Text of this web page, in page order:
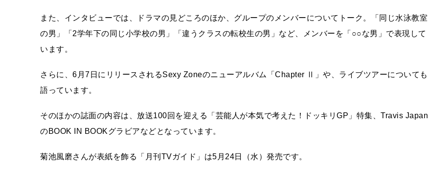
また、インタビューでは、ドラマの見どころのほか、グループのメンバーについてトーク。「同じ水泳教室
の男」「2学年下の同じ小学校の男」「違うクラスの転校生の男」など、メンバーを「○○な男」で表現して
います。
さらに、6月7日にリリースされるSexy Zoneのニューアルバム「Chapter Ⅱ」や、ライブツアーについても
語っています。
そのほかの誌面の内容は、放送100回を迎える「芸能人が本気で考えた！ドッキリGP」特集、Travis Japan
のBOOK IN BOOKグラビアなどとなっています。
菊池風磨さんが表紙を飾る「月刊TVガイド」は5月24日（水）発売です。